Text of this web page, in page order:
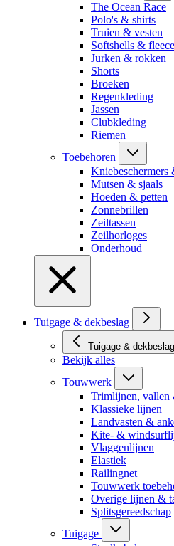
The Ocean Race
Polo's & shirts
Truien & vesten
Softshells & fleece
Jurken & rokken
Shorts
Broeken
Regenkleding
Jassen
Clubkleding
Riemen
Toebehoren
Kniebeschermers
Mutsen & sjaals
Hoeden & petten
Zonnebrillen
Zeiltassen
Zeilhorloges
Onderhoud
Tuigage & dekbeslag
Tuigage & dekbeslag
Bekijk alles
Touwwerk
Trimlijnen, vallen
Klassieke lijnen
Landvasten &
Kite- &
Vlaggenlijnen
Elastiek
Railingnet
Touwwerk
Overige lijnen &
Splitsgereedschap
Tuigage